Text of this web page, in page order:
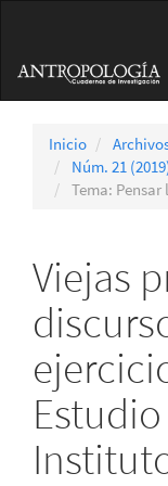
principal
Barra
Inicio
Núm. 21
Tema:
Viejas